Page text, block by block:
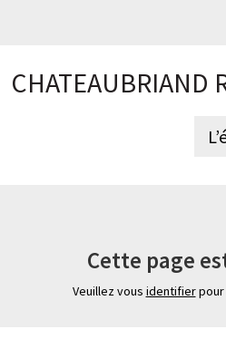
CHATEAUBRIAND
Cette page
Veuillez vous identifierpour